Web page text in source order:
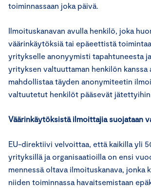
toiminnassaan joka päivä.
Ilmoituskanavan avulla henkilö, joka
väärinkäytöksiä tai epäeettistä
yritykselle anonyymisti tapahtuneesta
yrityksen valtuuttaman henkilön kanssa
mahdollistaa täyden anonymiteetin
valtuutetut henkilöt pääsevät
Väärinkäytöksistä ilmoittajia suojataan
EU-direktiivi velvoittaa, että kaikilla yli
yrityksillä ja organisaatioilla on ensi
mennessä oltava ilmoituskanava, jonka
niiden toiminnassa havaitsemistaan